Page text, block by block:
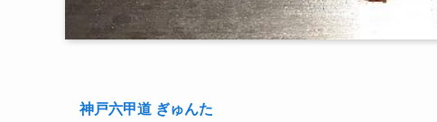
神戸六甲道 ぎゅんた